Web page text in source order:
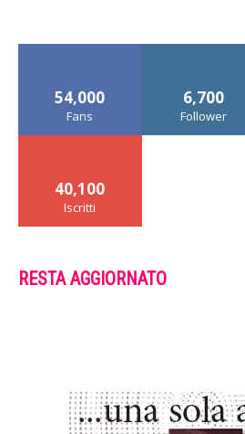
54,000
Fans
6,700
Follower
40,100
Iscritti
RESTA AGGIORNATO